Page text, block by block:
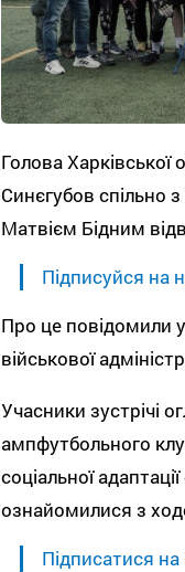
Голова Харківської
Синєгубов спільно
Матвієм Бідним
Підписуйся на
Про це повідомили у
військової
Учасники зустрічі
ампфутбольного
соціальної
ознайомилися з
Підписатися